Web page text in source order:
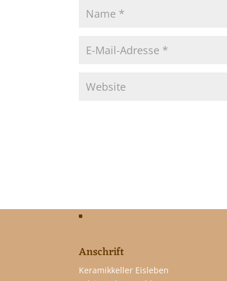
Anschrift
Keramikkeller Eisleben